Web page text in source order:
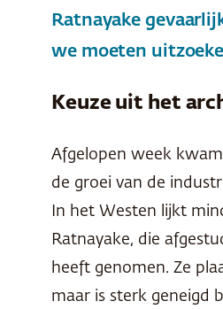
Ratnayake
we moeten
Keuze uit het
Afgelopen week
de groei van de
In het Westen lijkt
Ratnayake, die
heeft genomen. Ze
maar is sterk geneigd